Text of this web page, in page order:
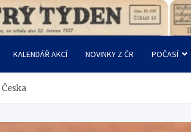
KALENDÁŘ AKCÍ NOVINKY Z ČR POČASÍ